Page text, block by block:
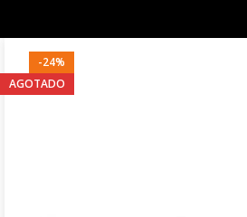
-24%
AGOTADO